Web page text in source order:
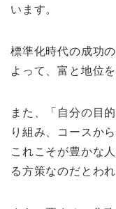
います。
標準化時代の成功
よって、富と地位
また、「自分の目
り組み、コースか
これこそが豊かな
る方策なのだとわ